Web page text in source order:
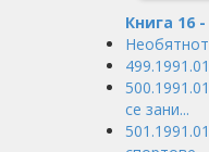
Книга 16
се зани...